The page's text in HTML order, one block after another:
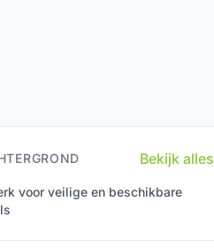
Bekijk alles
voor veilige en beschikbare